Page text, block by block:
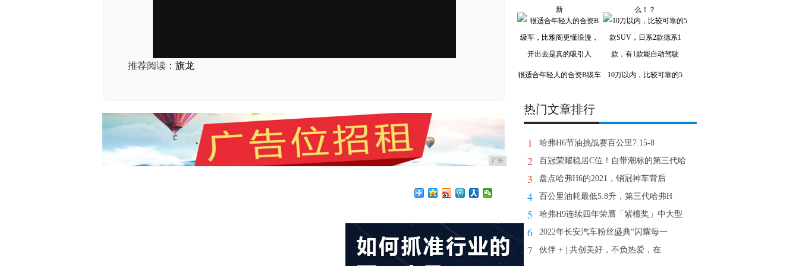
推荐阅读： 旗龙
广告
新 么！？
很适合年轻人的合资B级车 10万以内，比较可靠的5
热门文章排行
1 哈弗H6节油挑战赛百公里7.15-8
2 百冠荣耀稳居C位！自带潮标的第三代哈
3 盘点哈弗H6的2021，销冠神车背后
4 百公里油耗最低5.8升，第三代哈弗H
5 哈弗H9连续四年荣膺「紫檀奖」中大型
6 2022年长安汽车粉丝盛典“闪耀每一
7 伙伴 + | 共创美好，不负热爱，在